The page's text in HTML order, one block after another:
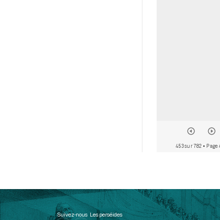
453 sur 782 • Page
Suivez-nous Les perséides